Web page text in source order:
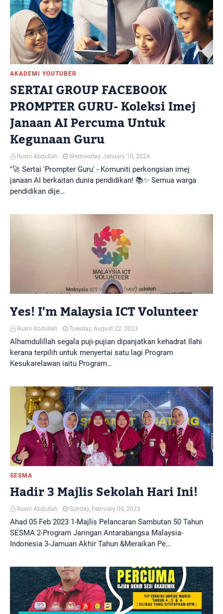
AKADEMI YOUTUBER
SERTAI GROUP FACEBOOK
PROMPTER GURU- Koleksi Imej
Janaan AI Percuma Untuk
Kegunaan Guru
Rusni Abdullah Wednesday, January 10, 2024
"🚀 Sertai 'Prompter Guru' - Komuniti perkongsian imej
janaan AI berkaitan dunia pendidikan! 📚✨ Semua warga
pendidikan dije…
Yes! I'm Malaysia ICT Volunteer
Rusni Abdullah Tuesday, August 22, 2023
Alhamdulillah segala puji-pujian dipanjatkan kehadrat Ilahi
kerana terpilih untuk menyertai satu lagi Program
Kesukarelawan iaitu Program…
SESMA
Hadir 3 Majlis Sekolah Hari Ini!
Rusni Abdullah Sunday, February 05, 2023
Ahad 05 Feb 2023 1-Majlis Pelancaran Sambutan 50 Tahun
SESMA 2-Program Jaringan Antarabangsa Malaysia-
Indonesia 3-Jamuan Akhir Tahun &Meraikan Pe…